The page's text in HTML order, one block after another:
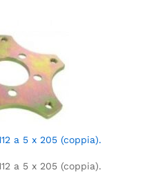
a 5 x 205 (coppia).
a 5 x 205 (coppia).